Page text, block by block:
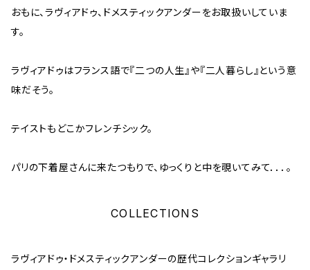
おもに、ラヴィアドゥ、ドメスティックアンダーをお取扱いしていま
す。
ラヴィアドゥはフランス語で『二つの人生』や『二人暮らし』という意
味だそう。
テイストもどこかフレンチシック。
パリの下着屋さんに来たつもりで、ゆっくりと中を覗いてみて．．．。
COLLECTIONS
ラヴィアドゥ・ドメスティックアンダーの歴代コレクションギャラリ